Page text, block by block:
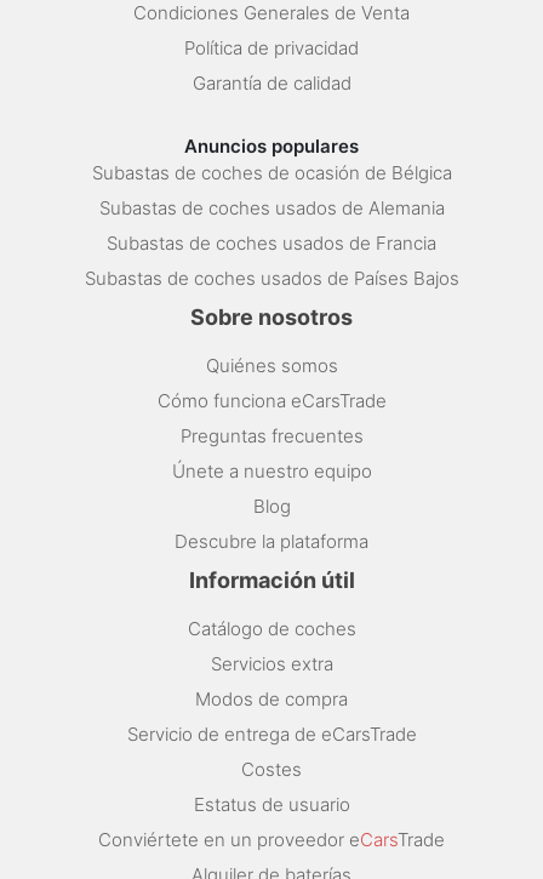
Condiciones Generales de Venta
Política de privacidad
Garantía de calidad
Anuncios populares
Subastas de coches de ocasión de Bélgica
Subastas de coches usados de Alemania
Subastas de coches usados de Francia
Subastas de coches usados de Países Bajos
Sobre nosotros
Quiénes somos
Cómo funciona eCarsTrade
Preguntas frecuentes
Únete a nuestro equipo
Blog
Descubre la plataforma
Información útil
Catálogo de coches
Servicios extra
Modos de compra
Servicio de entrega de eCarsTrade
Costes
Estatus de usuario
Conviértete en un proveedor eCarsTrade